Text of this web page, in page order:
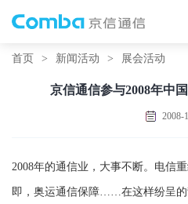
首页 > 新闻活动 > 展会活动
京信通信参与2008年中
2008-
2008年的通信业，大事不断。电信
即，奥运通信保障……在这样纷呈的